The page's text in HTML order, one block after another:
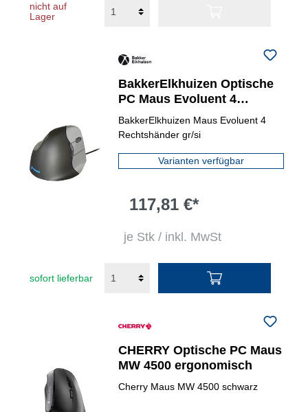
nicht auf
Lager
BakkerElkhuizen Optische
PC Maus Evoluent 4
ergonomisch
BakkerElkhuizen Maus Evoluent 4
Rechtshänder gr/si
Varianten verfügbar
117,81 €*
je Stk / inkl. MwSt
sofort lieferbar
CHERRY Optische PC Maus
MW 4500 ergonomisch
Cherry Maus MW 4500 schwarz